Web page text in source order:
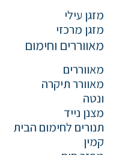
מזגן עילי
מזגן מרכזי
מאווררים וחימום
מאווררים
מאוורר תיקרה
ונטה
מצנן נייד
תנורים לחימום הבית
קמין